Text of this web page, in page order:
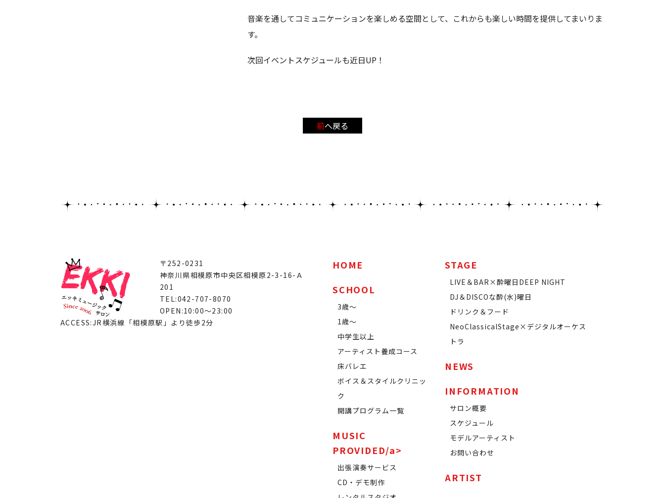
音楽を通してコミュニケーションを楽しめる空間として、これからも楽しい時間を提供してまいりま
す。
次回イベントスケジュールも近日UP！
前へ戻る
〒252-0231
神奈川県相模原市中央区相模原2-3-16-Ａ
201
TEL:042-707-8070
OPEN:10:00～23:00
ACCESS:JR横浜線「相模原駅」より徒歩2分
HOME
SCHOOL
3歳～
1歳～
中学生以上
アーティスト養成コース
床バレエ
ボイス＆スタイルクリニッ
ク
開講プログラム一覧
MUSIC
PROVIDED/a>
出張演奏サービス
CD・デモ制作
STAGE
LIVE＆BAR×酔曜日DEEP NIGHT
DJ＆DISCOな酔(水)曜日
ドリンク＆フード
NeoClassicalStage×デジタルオーケス
トラ
NEWS
INFORMATION
サロン概要
スケジュール
モデルアーティスト
お問い合わせ
ARTIST